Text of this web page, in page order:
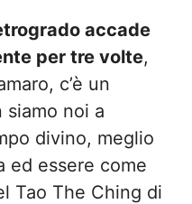
accade
per tre volte,
c’è un
noi a
divino, meglio
ed essere come
Tao The Ching di